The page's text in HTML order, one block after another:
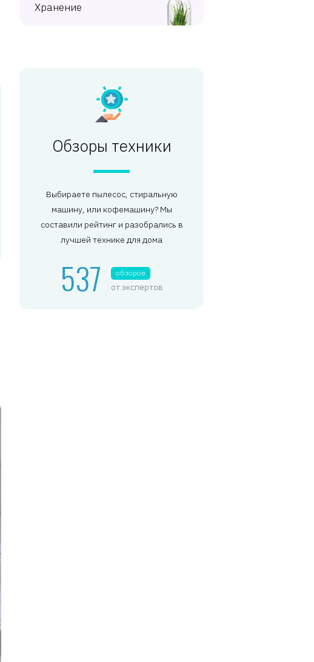
Хранение
Обзоры техники
Выбираете пылесос, стиральную
машину, или кофемашину? Мы
составили рейтинг и разобрались в
лучшей технике для дома
537 обзоров
от экспертов